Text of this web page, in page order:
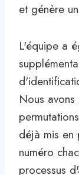
et génère
L'équipe a
Nous
déjà mis en
numéro
processus